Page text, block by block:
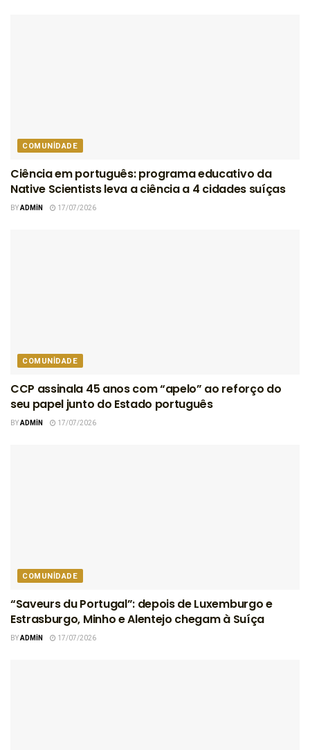
COMUNIDADE
Ciência em português: programa educativo da
Native Scientists leva a ciência a 4 cidades suíças
BYADMIN 17/07/2026
COMUNIDADE
CCP assinala 45 anos com “apelo” ao reforço do
seu papel junto do Estado português
BYADMIN 17/07/2026
COMUNIDADE
“Saveurs du Portugal”: depois de Luxemburgo e
Estrasburgo, Minho e Alentejo chegam à Suíça
BYADMIN 17/07/2026